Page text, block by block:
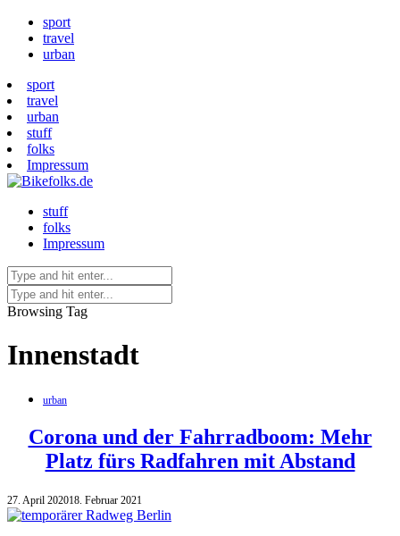
sport
travel
urban
sport
travel
urban
stuff
folks
Impressum
stuff
folks
Impressum
Browsing Tag
Innenstadt
urban
Corona und der Fahrradboom: Mehr
Platz fürs Radfahren mit Abstand
27. April 202018. Februar 2021